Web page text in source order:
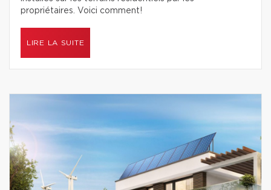
propriétaires. Voici comment!
LIRE LA SUITE